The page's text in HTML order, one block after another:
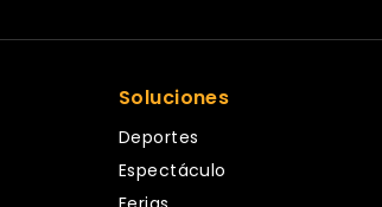
Soluciones
Deportes
Espectáculo